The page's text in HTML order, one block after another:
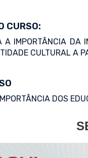
CURSO:
A IMPORTÂNCIA DA
CULTURAL A
DOS